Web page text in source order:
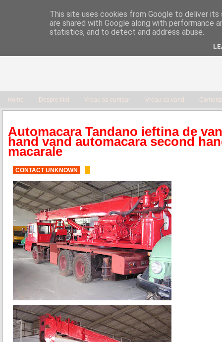
Home Despre Noi Vreau sa cumpar Vreau sa vand
Automacara Tandano ieftina de
hand vand automacara second
macarale
CONTACT UNKNOWN
This site uses cookies from Google to deliver
are shared with Google along with performance
statistics, and to detect and address abuse.